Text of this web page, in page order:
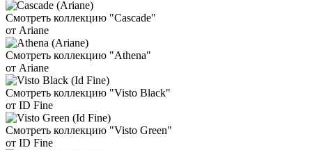
Смотреть коллекцию "Cascade"
от Ariane
Смотреть коллекцию "Athena"
от Ariane
Смотреть коллекцию "Visto Black"
от ID Fine
Смотреть коллекцию "Visto Green"
от ID Fine